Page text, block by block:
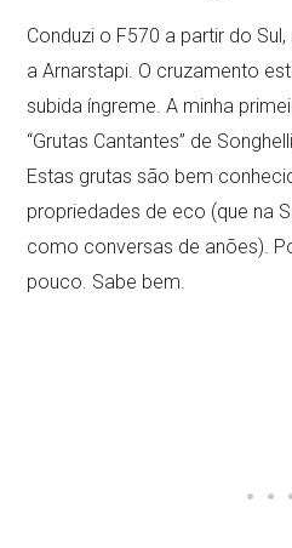
Conduzi o F570 a partir do
a Arnarstapi. O cruzamento
subida íngreme. A minha
“Grutas Cantantes” de
Estas grutas são bem
propriedades de eco (que na
como conversas de anões).
pouco. Sabe bem.